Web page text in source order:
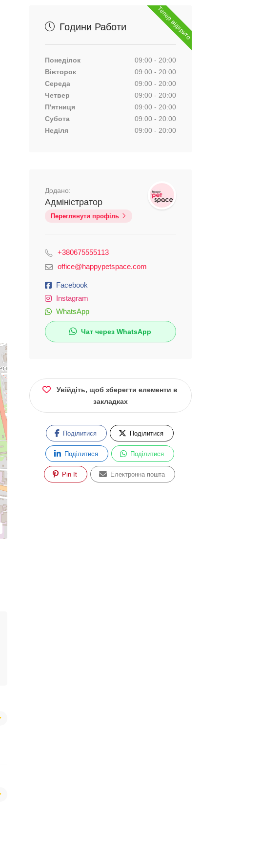
Тепер відкрито
Години Работи
Понеділок
09:00 - 20:00
Вівторок
09:00 - 20:00
Середа
09:00 - 20:00
Четвер
09:00 - 20:00
П'ятниця
09:00 - 20:00
Субота
09:00 - 20:00
Неділя
09:00 - 20:00
Додано:
Адміністратор
Переглянути профіль
+380675555113
office@happypetspace.com
Facebook
Instagram
WhatsApp
Чат через WhatsApp
Увійдіть, щоб зберегти елементи в
закладках
Поділитися Поділитися
Поділитися Поділитися
Pin It Електронна пошта